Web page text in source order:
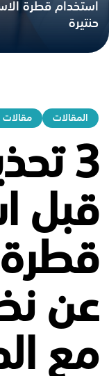
استخدام قطرة
حنتيرة
المقالات مقالات
3
قبل
قطرة
عن
مع